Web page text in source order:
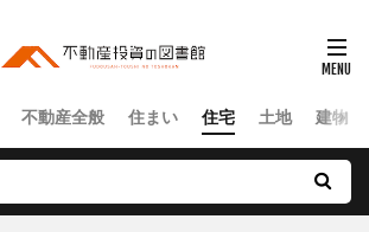
不動産全般 住まい 住宅 土地 建物